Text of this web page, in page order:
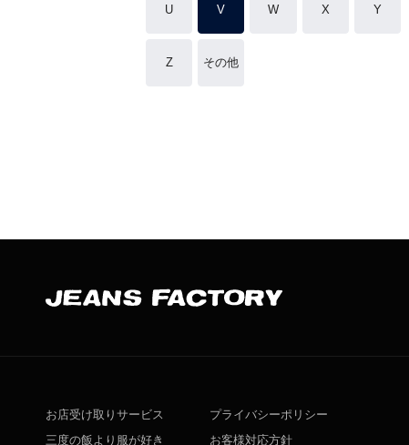
U V W X Y
Z その他
お店受け取りサービス
三度の飯より服が好き
プライバシーポリシー
お客様対応方針